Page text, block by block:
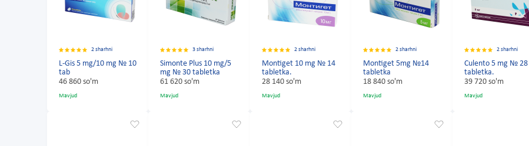
2 sharhni
L-Gis 5 mg/10 mg № 10
tab
46 860 so'm
Mavjud
3 sharhni
Simonte Plus 10 mg/5
mg № 30 tabletka
61 620 so'm
Mavjud
2 sharhni
Montiget 10 mg № 14
tabletka.
28 140 so'm
Mavjud
2 sharhni
Montiget 5mg №14
tabletka
18 840 so'm
Mavjud
2 sharhni
Culento 5 mg № 28
tabletka.
39 720 so'm
Mavjud